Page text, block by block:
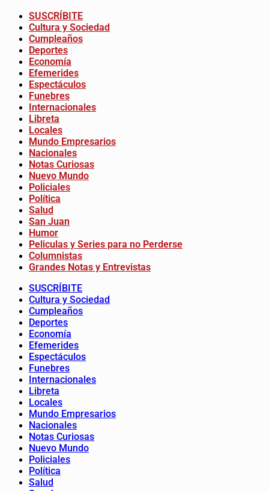
SUSCRÍBITE
Cultura y Sociedad
Cumpleaños
Deportes
Economía
Efemerides
Espectáculos
Funebres
Internacionales
Libreta
Locales
Mundo Empresarios
Nacionales
Notas Curiosas
Nuevo Mundo
Policiales
Política
Salud
San Juan
Humor
Peliculas y Series para no Perderse
Columnistas
Grandes Notas y Entrevistas
SUSCRÍBITE
Cultura y Sociedad
Cumpleaños
Deportes
Economía
Efemerides
Espectáculos
Funebres
Internacionales
Libreta
Locales
Mundo Empresarios
Nacionales
Notas Curiosas
Nuevo Mundo
Policiales
Política
Salud